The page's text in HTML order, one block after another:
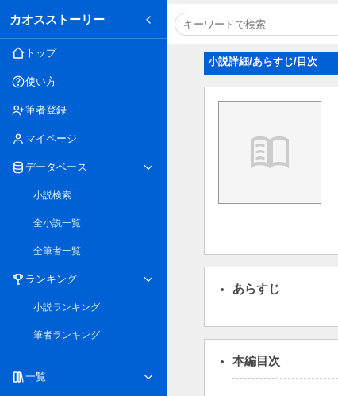
カオスストーリー
トップ
使い方
筆者登録
マイページ
データベース
小説検索
全小説一覧
全筆者一覧
ランキング
小説ランキング
筆者ランキング
一覧
小説詳細/あらすじ/目次
あらすじ
本編目次